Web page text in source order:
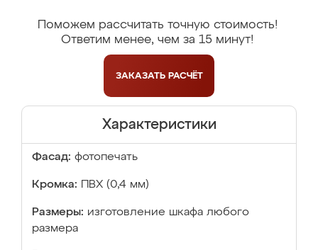
Поможем рассчитать точную стоимость!
Ответим менее, чем за 15 минут!
ЗАКАЗАТЬ РАСЧЁТ
Характеристики
Фасад: фотопечать
Кромка: ПВХ (0,4 мм)
Размеры: изготовление шкафа любого
размера